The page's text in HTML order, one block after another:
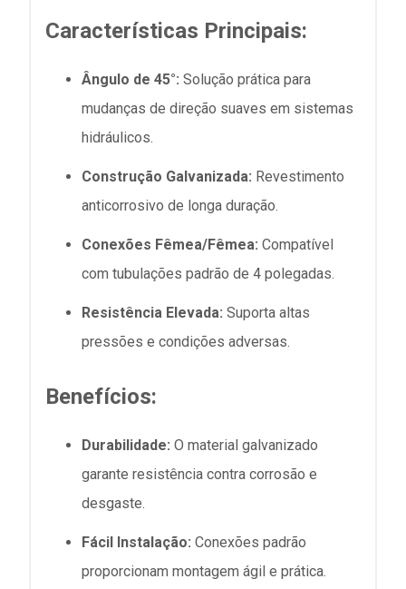
Características Principais:
Ângulo de 45°: Solução prática para
mudanças de direção suaves em sistemas
hidráulicos.
Construção Galvanizada: Revestimento
anticorrosivo de longa duração.
Conexões Fêmea/Fêmea: Compatível
com tubulações padrão de 4 polegadas.
Resistência Elevada: Suporta altas
pressões e condições adversas.
Benefícios:
Durabilidade: O material galvanizado
garante resistência contra corrosão e
desgaste.
Fácil Instalação: Conexões padrão
proporcionam montagem ágil e prática.